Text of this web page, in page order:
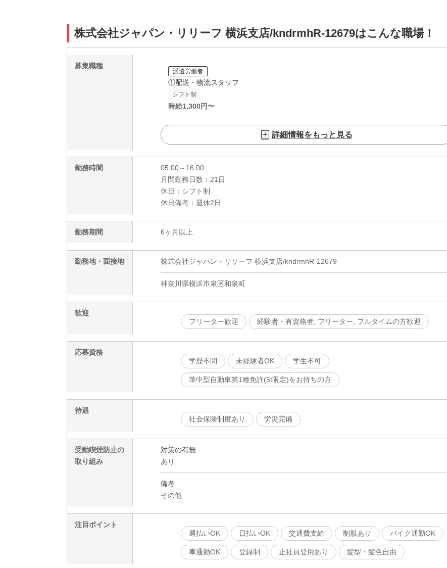
株式会社ジャパン・リリーフ 横浜支店/kndrmhR-12679はこんな職場！
募集職種
派遣労働者
①配送・物流スタッフ
シフト制
時給1,300円〜
詳細情報をもっと見る
勤務時間
05:00～16:00
月間勤務日数：21日
休日：シフト制
休日備考：週休2日
勤務期間 6ヶ月以上
勤務地・面接地 株式会社ジャパン・リリーフ 横浜支店/kndrmhR-12679
神奈川県横浜市泉区和泉町
歓迎
フリーター歓迎
経験者・有資格者, フリーター, フルタイムの方歓迎
応募資格
学歴不問
未経験者OK 学生不可
準中型自動車第1種免許(5t限定)をお持ちの方
待遇
社会保険制度あり
労災完備
受動喫煙防止の
取り組み
対策の有無
あり
備考
その他
注目ポイント
週払いOK
日払いOK 交通費支給 制服あり バイク通勤OK
車通勤OK 登録制 正社員登用あり 髪型・髪色自由